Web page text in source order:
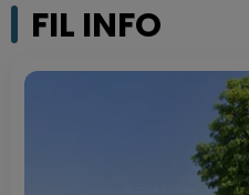
FIL INFO